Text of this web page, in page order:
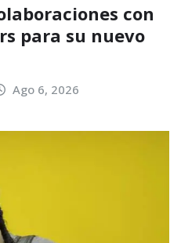
con
para su nuevo
Ago 6, 2026